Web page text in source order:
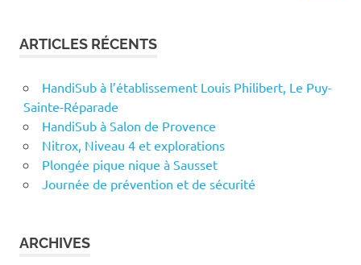
ARTICLES RÉCENTS
HandiSub à l’établissement Louis Philibert, Le Puy-
Sainte-Réparade
HandiSub à Salon de Provence
Nitrox, Niveau 4 et explorations
Plongée pique nique à Sausset
Journée de prévention et de sécurité
ARCHIVES